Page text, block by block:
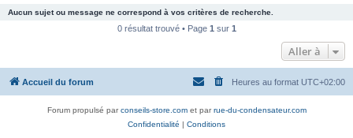
Aucun sujet ou message ne correspond à vos critères de recherche.
0 résultat trouvé • Page 1 sur 1
Aller à
Accueil du forum Heures au format UTC+02:00
Forum propulsé parconseils-store.comet parrue-du-condensateur.com
Confidentialité | Conditions